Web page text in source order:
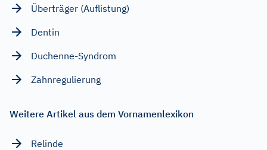
Überträger (Auflistung)
Dentin
Duchenne-Syndrom
Zahnregulierung
Weitere Artikel aus dem Vornamenlexikon
Relinde